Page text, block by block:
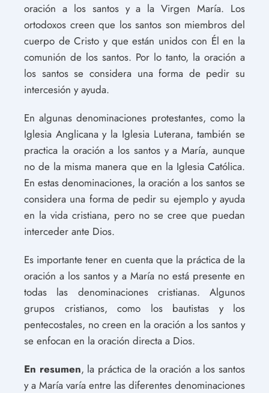
oración a los santos y a la Virgen María. Los
ortodoxos creen que los santos son miembros del
cuerpo de Cristo y que están unidos con Él en la
comunión de los santos. Por lo tanto, la oración a
los santos se considera una forma de pedir su
intercesión y ayuda.
En algunas denominaciones protestantes, como la
Iglesia Anglicana y la Iglesia Luterana, también se
practica la oración a los santos y a María, aunque
no de la misma manera que en la Iglesia Católica.
En estas denominaciones, la oración a los santos se
considera una forma de pedir su ejemplo y ayuda
en la vida cristiana, pero no se cree que puedan
interceder ante Dios.
Es importante tener en cuenta que la práctica de la
oración a los santos y a María no está presente en
todas las denominaciones cristianas. Algunos
grupos cristianos, como los bautistas y los
pentecostales, no creen en la oración a los santos y
se enfocan en la oración directa a Dios.
En resumen, la práctica de la oración a los santos
y a María varía entre las diferentes denominaciones